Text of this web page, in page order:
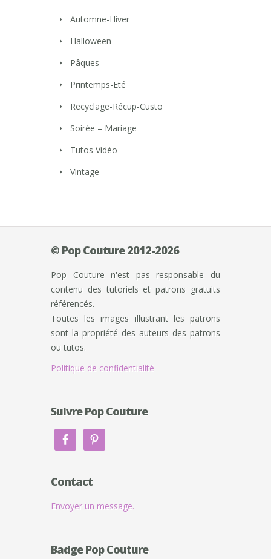
Automne-Hiver
Halloween
Pâques
Printemps-Eté
Recyclage-Récup-Custo
Soirée – Mariage
Tutos Vidéo
Vintage
© Pop Couture 2012-2026
Pop Couture n'est pas responsable du
contenu des tutoriels et patrons gratuits
référencés.
Toutes les images illustrant les patrons
sont la propriété des auteurs des patrons
ou tutos.
Politique de confidentialité
Suivre Pop Couture
Contact
Envoyer un message.
Badge Pop Couture